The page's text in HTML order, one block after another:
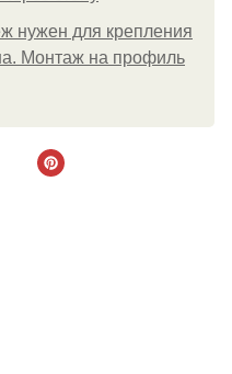
нужен для крепления
Монтаж на профиль